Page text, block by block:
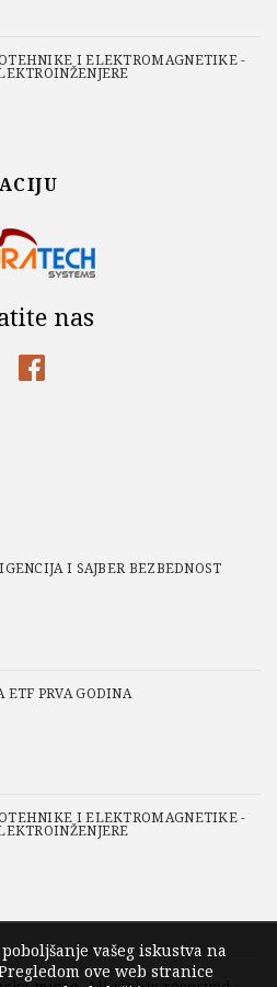
I ELEKTROMAGNETIKE -
nas
I SAJBER BEZBEDNOST
PRVA GODINA
I ELEKTROMAGNETIKE -
vašeg iskustva na
ove web stranice